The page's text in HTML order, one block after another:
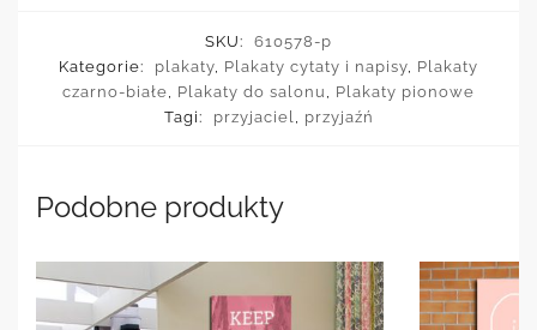
SKU:
610578-p
Kategorie:
plakaty Plakaty cytaty i napisy Plakaty
czarno-białe
Plakaty do salonu
Plakaty pionowe
Tagi:
przyjaciel przyjaźń
Podobne produkty